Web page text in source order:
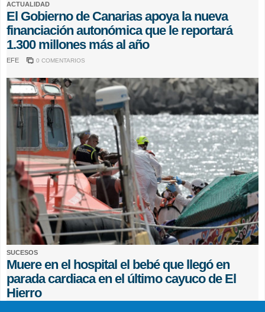
ACTUALIDAD
El Gobierno de Canarias apoya la nueva
financiación autonómica que le reportará
1.300 millones más al año
EFE 0 COMENTARIOS
SUCESOS
Muere en el hospital el bebé que llegó en
parada cardiaca en el último cayuco de El
Hierro